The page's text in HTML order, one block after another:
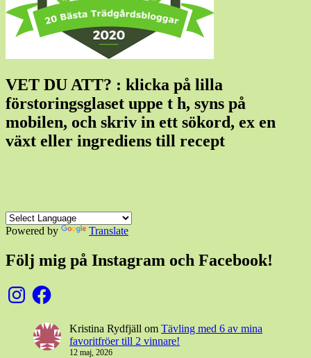
VET DU ATT? : klicka på lilla
förstoringsglaset uppe t h, syns på
mobilen, och skriv in ett sökord, ex en
växt eller ingrediens till recept
Powered by Translate
Följ mig på Instagram och Facebook!
InstagramFacebook
Kristina Rydfjäll om Tävling med 6 av mina
favoritfröer till 2 vinnare!
12 maj, 2026